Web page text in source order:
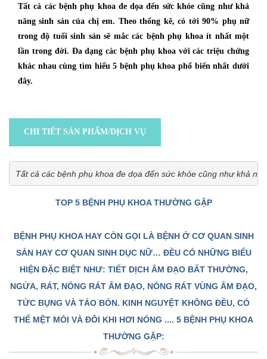
Tất cả các bệnh phụ khoa đe dọa đến sức khỏe cũng như khả
năng sinh sản của chị em. Theo thống kê, có tới 90% phụ nữ
trong độ tuổi sinh sản sẽ mắc các bệnh phụ khoa ít nhất một
lần trong đời. Đa dạng các bệnh phụ khoa với các triệu chứng
khác nhau cùng tìm hiểu 5 bệnh phụ khoa phổ biến nhất dưới
đây.
CHI TIẾT SẢN PHẨM/DỊCH VỤ
Tất cả các bệnh phụ khoa đe dọa đến sức khỏe cũng như khả
TOP 5 BỆNH PHỤ KHOA THƯỜNG GẶP
BỆNH PHỤ KHOA HAY CÒN GỌI LÀ BỆNH Ở CƠ QUAN SINH
SẢN HAY CƠ QUAN SINH DỤC NỮ… ĐỀU CÓ NHỮNG BIỂU
HIỆN ĐẶC BIỆT NHƯ: TIẾT DỊCH ÂM ĐẠO BẤT THƯỜNG,
NGỨA, RÁT, NÓNG RÁT ÂM ĐẠO, NÓNG RÁT VÙNG ÂM ĐẠO,
TỨC BỤNG VÀ TÁO BÓN. KINH NGUYỆT KHÔNG ĐỀU, CÓ
THỂ MỆT MỎI VÀ ĐÔI KHI HƠI NÓNG .... 5 BỆNH PHỤ KHOA
THƯỜNG GẶP: